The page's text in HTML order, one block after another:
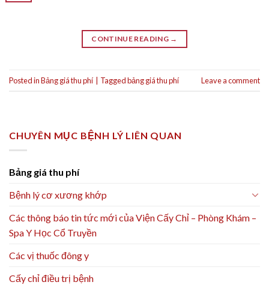
CONTINUE READING →
Posted inBảng giá thu phí Taggedbảng giá thu phí Leave a comment
CHUYÊN MỤC BỆNH LÝ LIÊN QUAN
Bảng giá thu phí
Bệnh lý cơ xương khớp
Các thông báo tin tức mới của Viện Cấy Chỉ – Phòng Khám –
Spa Y Học Cổ Truyền
Các vị thuốc đông y
Cấy chỉ điều trị bệnh